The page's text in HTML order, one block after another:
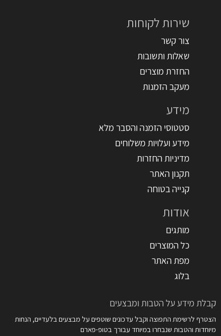
שירות לקוחות
צור קשר
שאלות ותשובות
החזרת מוצרים
מעקב הזמנות
מידע
סטטוסי הזמנה והסבר מלא
מידע ועלויות משלוחים
מדיניות החזרות
תקנון האתר
קנייה בטוחה
אודות
מותגים
כל המוצרים
מפת האתר
בלוג
קבלת מידע על הטבות ומבצעים
הצטרף לרשימת התפוצה וקבל עדכונים שוטפים על מבצעים בלעדיים, הנחות
מיוחדות והטבות שנבחרו במיוחד עבורך בטופ-פארם